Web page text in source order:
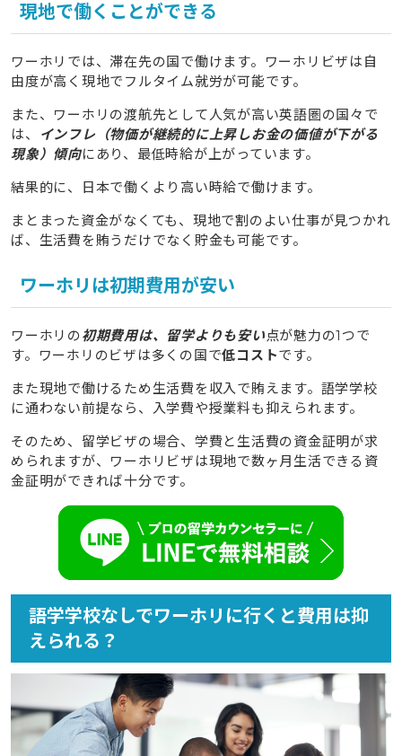
6.2日本の家族や友人に一時的な支援をお願いする
7ワーホリでお金ないときにおすすめな国の特徴
7.1時給が高い国
7.2アルバイトが見つかりやすい国
7.3カナダなどチップ文化がある国
7.4物価が安い国
8 ワーホリでお金ないときに使える奨学金はある？
9.1教育ローン
9.2 フリーローン
9.3 カードローン
10ワーホリでローンを借りる際の注意点
10.2ワーホリ後の生活が不安な人には不向き
11語学学校なしでワーホリに行くデメリット
11.1
コミュニティが狭まる
英語（外国語）実践の場が職場のみに限られてし
11.3多様な文化に触れる機会を逃してしまう
12語学学校なしでワーホリをするのに向いている人の特
徴
ワーホリにかかる費用をできる限り抑えたい人
12.2すでに日常会話レベルの英会話（現地の言葉）が
できる人
現地で働くことができる
ワーホリでは、滞在先の国で働けます。ワーホリビザは自
由度が高く現地でフルタイム就労が可能です。
また、ワーホリの渡航先として人気が高い英語圏の国々で
は、
インフレ（物価が継続的に上昇しお金の価値が下がる
現象）傾向にあり、最低時給が上がっています。
結果的に、日本で働くより高い時給で働けます。
まとまった資金がなくても、現地で割のよい仕事が見つかれ
ば、生活費を賄うだけでなく貯金も可能です。
ワーホリは初期費用が安い
ワーホリの初期費用は、留学よりも安い点が魅力の1つで
す。ワーホリのビザは多くの国で低コストです。
また現地で働けるため生活費を収入で賄えます。語学学校
に通わない前提なら、入学費や授業料も抑えられます。
そのため、留学ビザの場合、学費と生活費の資金証明が求
められますが、ワーホリビザは現地で数ヶ月生活できる資
金証明ができれば十分です。
語学学校なしでワーホリに行くと費用は抑
えられる？